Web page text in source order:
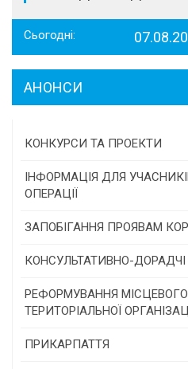
Сьогодні:
АНОНСИ
КОНКУРСИ ТА ПРОЕКТИ
Конкурс проектів та програм
самоврядування
Конкурс інститутів
Програми/конкурси МТД
ІНФОРМАЦІЯ ДЛЯ
ОПЕРАЦІЇ
ЗАПОБІГАННЯ ПРОЯВАМ
КОНСУЛЬТАТИВНО-
Консультативна рада
РЕФОРМУВАННЯ
ТЕРИТОРІАЛЬНОЇ
ПРИКАРПАТТЯ